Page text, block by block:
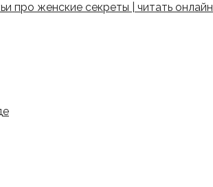
про женские секреты | читать онлайн